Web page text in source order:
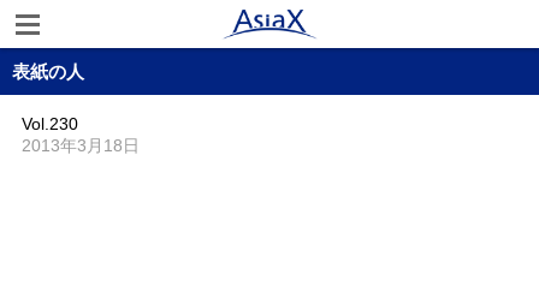
表紙の人
Vol.230
2013年3月18日